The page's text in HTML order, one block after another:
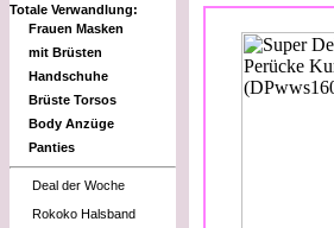
Totale Verwandlung:
Frauen Masken
mit Brüsten
Handschuhe
Brüste Torsos
Body Anzüge
Panties
Deal der Woche
Rokoko Halsband